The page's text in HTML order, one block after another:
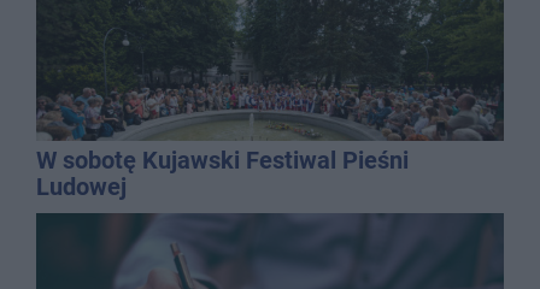
W sobotę Kujawski Festiwal Pieśni
Ludowej